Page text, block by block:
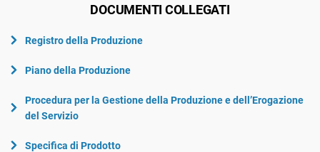
DOCUMENTI COLLEGATI
Registro della Produzione
Piano della Produzione
Procedura per la Gestione della Produzione e dell’Erogazione
del Servizio
Specifica di Prodotto